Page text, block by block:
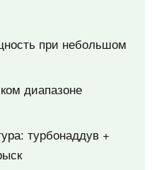
при небольшом
диапазоне
турбонаддув +